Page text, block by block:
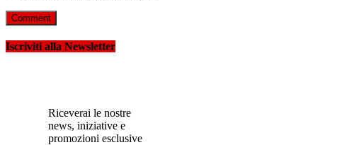
Iscriviti alla Newsletter
Riceverai le nostre
news, iniziative e
promozioni esclusive